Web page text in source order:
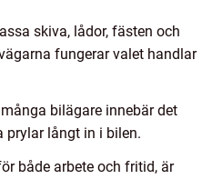
skiva, lådor, fästen och
fungerar valet handlar
bilägare innebär det
prylar långt in i bilen.
både arbete och fritid, är